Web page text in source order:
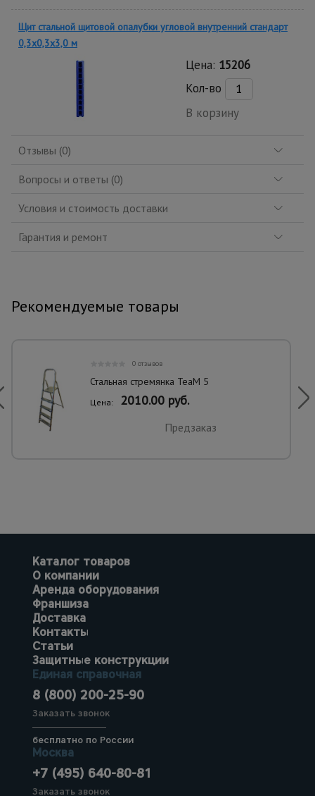
Щит стальной щитовой опалубки угловой внутренний стандарт
0,3x0,3x3,0 м
Цена: 15206
Кол-во
В корзину
Отзывы (0)
Вопросы и ответы (0)
Условия и стоимость доставки
Гарантия и ремонт
Рекомендуемые товары
0 отзывов
Стальная стремянка TeaM 5
Цена: 2010.00 руб.
Предзаказ
Каталог товаров
О компании
Аренда оборудования
Франшиза
Доставка
Контакты
Статьи
Защитные конструкции
Единая справочная
8 (800) 200-25-90
Заказать звонок
бесплатно по России
Москва
+7 (495) 640-80-81
Заказать звонок